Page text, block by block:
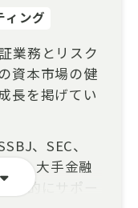
ィング
業務とリスク
資本市場の健
長を掲げてい
、SEC、
中、大手金融
面的にサポー